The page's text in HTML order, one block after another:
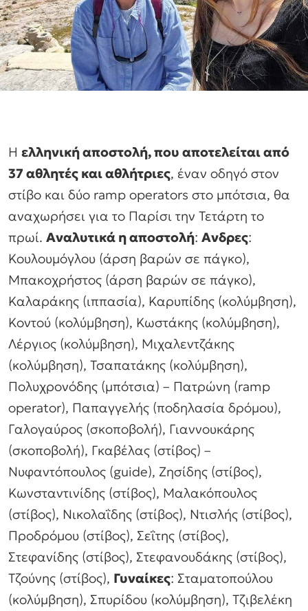
Η ελληνική αποστολή, που αποτελείται από
37 αθλητές και αθλήτριες, έναν οδηγό στον
στίβο και δύο ramp operators στο μπότσια, θα
αναχωρήσει για το Παρίσι την Τετάρτη το
πρωί. Αναλυτικά η αποστολή: Ανδρες:
Κουλουμόγλου (άρση βαρών σε πάγκο),
Μπακοχρήστος (άρση βαρών σε πάγκο),
Καλαράκης (ιππασία), Καρυπίδης (κολύμβηση),
Κοντού (κολύμβηση), Κωστάκης (κολύμβηση),
Λέργιος (κολύμβηση), Μιχαλεντζάκης
(κολύμβηση), Τσαπατάκης (κολύμβηση),
Πολυχρονόδης (μπότσια) – Πατρώνη (ramp
operator), Παπαγγελής (ποδηλασία δρόμου),
Γαλογαύρος (σκοποβολή), Γιαννουκάρης
(σκοποβολή), Γκαβέλας (στίβος) –
Νυφαντόπουλος (guide), Ζησίδης (στίβος),
Κωνσταντινίδης (στίβος), Μαλακόπουλος
(στίβος), Νικολαΐδης (στίβος), Ντισλής (στίβος),
Προδρόμου (στίβος), Σεΐτης (στίβος),
Στεφανίδης (στίβος), Στεφανουδάκης (στίβος),
Τζούνης (στίβος), Γυναίκες: Σταματοπούλου
(κολύμβηση), Σπυρίδου (κολύμβηση), Τζιβελέκη